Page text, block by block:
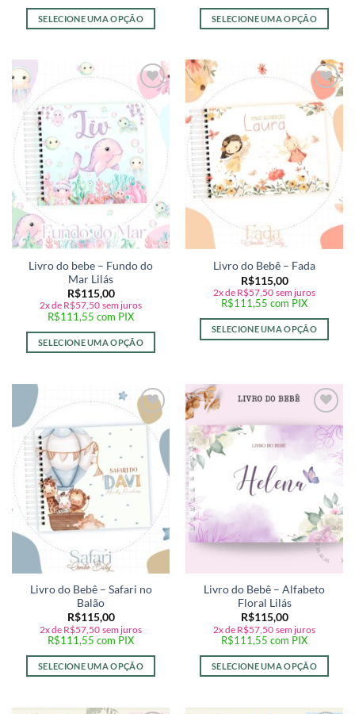
SELECIONE UMA OPÇÃO SELECIONE UMA OPÇÃO
Adicionar
a lista de
desejos
Livro do bebe – Fundo do
Mar Lilás
R$115,00
2x de R$57,50 sem juros
R$111,55 com PIX
SELECIONE UMA OPÇÃO
Adicionar
a lista de
Livro do Bebê – Fada
R$115,00
2x de R$57,50 sem juros
R$111,55 com PIX
SELECIONE UMA OPÇÃO
Adicionar
desejos
Livro do Bebê – Safari no
Balão
R$115,00
2x de R$57,50 sem juros
R$111,55 com PIX
SELECIONE UMA OPÇÃO
Adicionar
a lista de
desejos
Livro do Bebê – Alfabeto
Floral Lilás
R$115,00
2x de R$57,50 sem juros
R$111,55 com PIX
SELECIONE UMA OPÇÃO